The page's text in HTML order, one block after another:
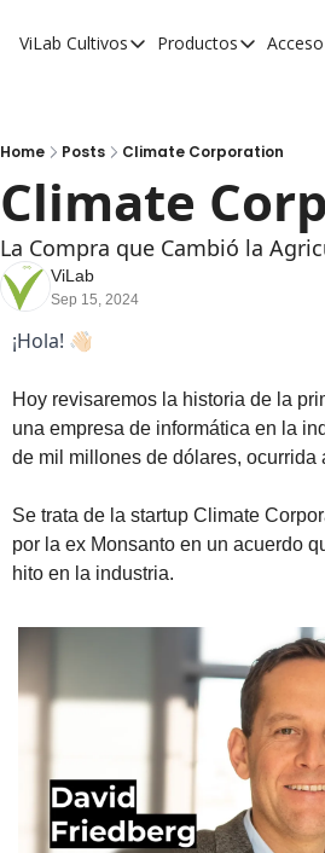
ViLab Cultivos
Cultivos
Olivos
Cítricos
Cerezos
Tabaco
Avellanos
Productos
Productos
Estudio de
Monitoreo
Home Posts Climate Corporation
Climate
La Compra que Cambió la
ViLab
Sep 15, 2024
¡Hola! 👋🏻
Hoy revisaremos la historia de la
una empresa de informática en la
de mil millones de dólares, ocurrida
Se trata de la startup Climate
por la ex Monsanto en un acuerdo
hito en la industria.